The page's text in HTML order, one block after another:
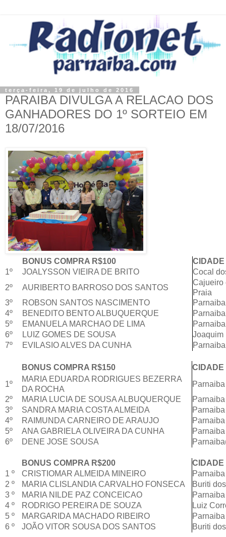
terça-feira, 19 de julho de 2016
PARAIBA DIVULGA A RELACAO DOS
GANHADORES DO 1º SORTEIO EM
18/07/2016
BONUS COMPRA R$100
CIDADE
1º
JOALYSSON VIEIRA DE BRITO
Cocal
2º
AURIBERTO BARROSO DOS SANTOS
Cajueiro
Praia
3º
ROBSON SANTOS NASCIMENTO
Parnaiba
4º
BENEDITO BENTO ALBUQUERQUE
Parnaiba
5º
EMANUELA MARCHAO DE LIMA
Parnaiba
6º
LUIZ GOMES DE SOUSA
Joaquim
7º
EVILASIO ALVES DA CUNHA Parnaiba
BONUS COMPRA R$150
CIDADE
1º
MARIA EDUARDA RODRIGUES BEZERRA
DA ROCHA
Parnaiba
2º
MARIA LUCIA DE SOUSA ALBUQUERQUE
Parnaiba
3º
SANDRA MARIA COSTA ALMEIDA
Parnaiba
4º
RAIMUNDA CARNEIRO DE ARAUJO
Parnaiba
5º
ANA GABRIELA OLIVEIRA DA CUNHA
Parnaiba
6º
DENE JOSE SOUSA
BONUS COMPRA R$200
CIDADE
1 º
CRISTIOMAR ALMEIDA MINEIRO
Parnaiba
2 º
MARIA CLISLANDIA CARVALHO FONSECA
Buriti
3 º
MARIA NILDE PAZ CONCEICAO
Parnaiba
4 º
RODRIGO PEREIRA DE SOUZA
Luiz
5 º
MARGARIDA MACHADO RIBEIRO
Parnaiba
6 º
JOÃO VITOR SOUSA DOS SANTOS Buriti